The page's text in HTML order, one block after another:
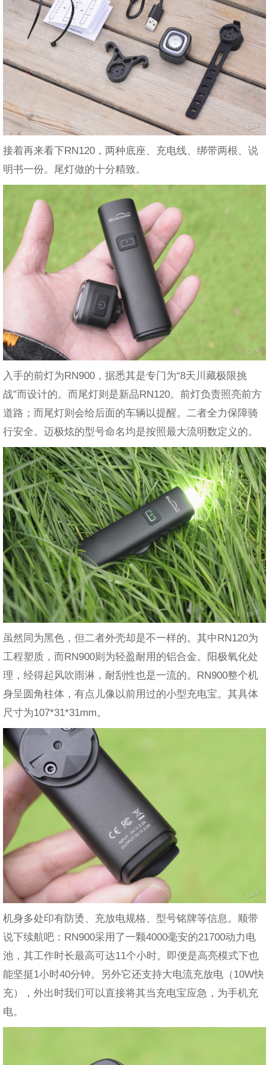
接着再来看下RN120，两种底座、充电线、绑带两根、说
明书一份。尾灯做的十分精致。
入手的前灯为RN900，据悉其是专门为“8天川藏极限挑
战”而设计的。而尾灯则是新品RN120。前灯负责照亮前方
道路；而尾灯则会给后面的车辆以提醒。二者全力保障骑
行安全。迈极炫的型号命名均是按照最大流明数定义的。
虽然同为黑色，但二者外壳却是不一样的。其中RN120为
工程塑质，而RN900则为轻盈耐用的铝合金。阳极氧化处
理，经得起风吹雨淋，耐刮性也是一流的。RN900整个机
身呈圆角柱体，有点儿像以前用过的小型充电宝。其具体
尺寸为107*31*31mm。
机身多处印有防烫、充放电规格、型号铭牌等信息。顺带
说下续航吧：RN900采用了一颗4000毫安的21700动力电
池，其工作时长最高可达11个小时。即便是高亮模式下也
能坚挺1小时40分钟。另外它还支持大电流充放电（10W快
充），外出时我们可以直接将其当充电宝应急，为手机充
电。